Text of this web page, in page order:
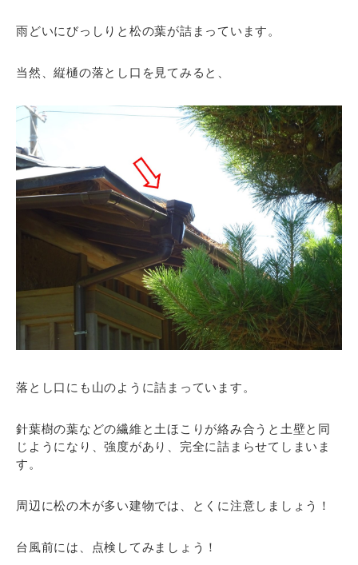
雨どいにびっしりと松の葉が詰まっています。
当然、縦樋の落とし口を見てみると、
落とし口にも山のように詰まっています。
針葉樹の葉などの繊維と土ほこりが絡み合うと土壁と同
じようになり、強度があり、完全に詰まらせてしまいま
す。
周辺に松の木が多い建物では、とくに注意しましょう！
台風前には、点検してみましょう！